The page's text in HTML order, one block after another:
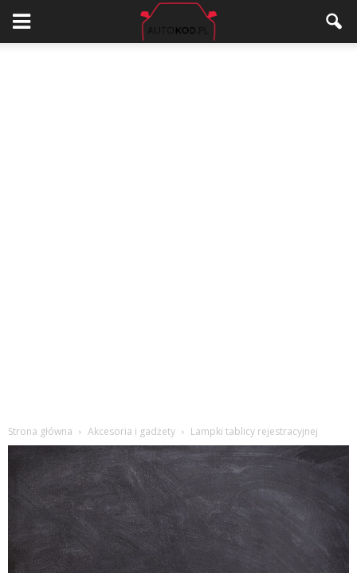
Strona główna Akcesoria i gadżety Lampki tablicy rejestracyjnej